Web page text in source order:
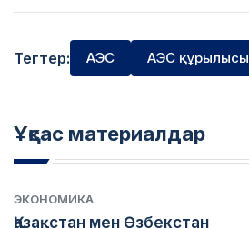
Тегтер: АЭС АЭС құрылысы
Ұқсас материалдар
ЭКОНОМИКА
Қазақстан мен Өзбекстан